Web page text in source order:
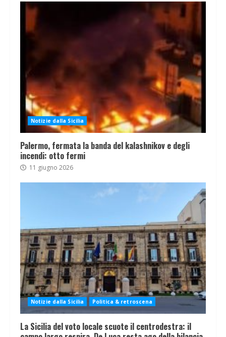
Notizie dalla Sicilia
Palermo, fermata la banda del kalashnikov e degli
incendi: otto fermi
11 giugno 2026
Notizie dalla Sicilia Politica & retroscena
La Sicilia del voto locale scuote il centrodestra: il